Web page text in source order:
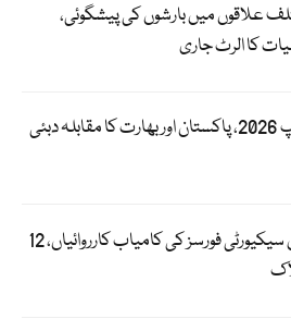
علاقوں میں بارشوں کی پیشگوئی،
کا الرٹ جاری
ویمنز ایشیا کپ 2026، پاکستان اور بھارت کا مقابلہ دبئی
بلوچستان میں سیکیورٹی فورسز کی کامیاب کارروائیاں، 12